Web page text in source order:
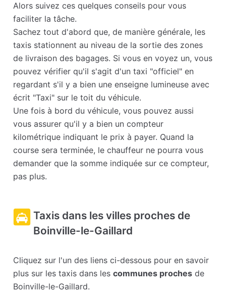
Alors suivez ces quelques conseils pour vous
faciliter la tâche.
Sachez tout d'abord que, de manière générale, les
taxis stationnent au niveau de la sortie des zones
de livraison des bagages. Si vous en voyez un, vous
pouvez vérifier qu'il s'agit d'un taxi "officiel" en
regardant s'il y a bien une enseigne lumineuse avec
écrit "Taxi" sur le toit du véhicule.
Une fois à bord du véhicule, vous pouvez aussi
vous assurer qu'il y a bien un compteur
kilométrique indiquant le prix à payer. Quand la
course sera terminée, le chauffeur ne pourra vous
demander que la somme indiquée sur ce compteur,
pas plus.
Taxis dans les villes proches de
Boinville-le-Gaillard
Cliquez sur l'un des liens ci-dessous pour en savoir
plus sur les taxis dans lescommunes proches de
Boinville-le-Gaillard.